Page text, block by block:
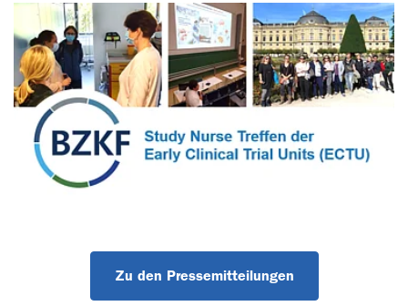
Zu den Pressemitteilungen